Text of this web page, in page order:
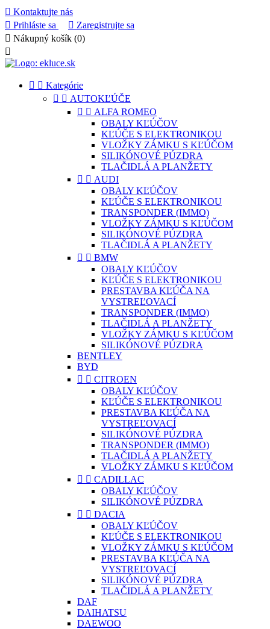
 Kontaktujte nás
 Prihláste sa  Zaregistrujte sa
 Nákupný košík (0)

  Kategórie
  AUTOKĽÚČE
  ALFA ROMEO
OBALY KĽÚČOV
KĽÚČE S ELEKTRONIKOU
VLOŽKY ZÁMKU S KĽÚČOM
SILIKÓNOVÉ PÚZDRA
TLAČIDLÁ A PLANŽETY
  AUDI
OBALY KĽÚČOV
KĽÚČE S ELEKTRONIKOU
TRANSPONDER (IMMO)
VLOŽKY ZÁMKU S KĽÚČOM
SILIKÓNOVÉ PÚZDRA
TLAČIDLÁ A PLANŽETY
  BMW
OBALY KĽÚČOV
KĽÚČE S ELEKTRONIKOU
PRESTAVBA KĽÚČA NA
VYSTREĽOVACÍ
TRANSPONDER (IMMO)
TLAČIDLÁ A PLANŽETY
VLOŽKY ZÁMKU S KĽÚČOM
SILIKÓNOVÉ PÚZDRA
BENTLEY
BYD
  CITROEN
OBALY KĽÚČOV
KĽÚČE S ELEKTRONIKOU
PRESTAVBA KĽÚČA NA
VYSTREĽOVACÍ
SILIKÓNOVÉ PÚZDRA
TRANSPONDER (IMMO)
TLAČIDLÁ A PLANŽETY
VLOŽKY ZÁMKU S KĽÚČOM
  CADILLAC
OBALY KĽÚČOV
SILIKÓNOVÉ PÚZDRA
  DACIA
OBALY KĽÚČOV
KĽÚČE S ELEKTRONIKOU
VLOŽKY ZÁMKU S KĽÚČOM
PRESTAVBA KĽÚČA NA
VYSTREĽOVACÍ
SILIKÓNOVÉ PÚZDRA
TLAČIDLÁ A PLANŽETY
DAF
DAIHATSU
DAEWOO